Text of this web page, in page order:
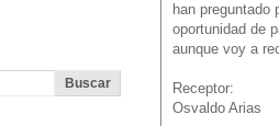
han
oportunidad de
aunque voy a
Receptor:
Osvaldo Arias